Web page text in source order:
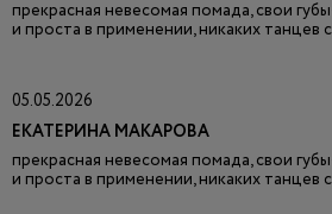
прекрасная невесомая помада, свои
и проста в применении, никаких танцев
05.05.2026
ЕКАТЕРИНА МАКАРОВА
прекрасная невесомая помада, свои
и проста в применении, никаких танцев